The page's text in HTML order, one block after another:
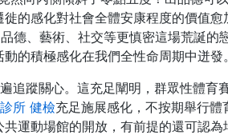
徙的感化對社會全體安康程度的價值愈
德、藝術、社交等更慎密這場荒誕的
的積極感化在我們全性命周期中迸發。
追蹤關心。這充足闡明，群眾性體育
所 健檢充足施展感化，不按期舉行體
共運動場館的開放，有前提的還可認為